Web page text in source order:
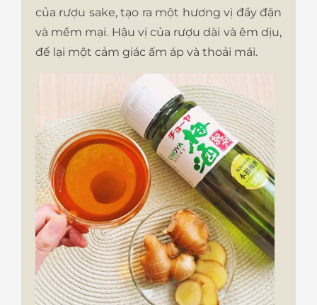
của rượu sake, tạo ra một hương vị đầy đặn
và mềm mại. Hậu vị của rượu dài và êm dịu,
để lại một cảm giác ấm áp và thoải mái.